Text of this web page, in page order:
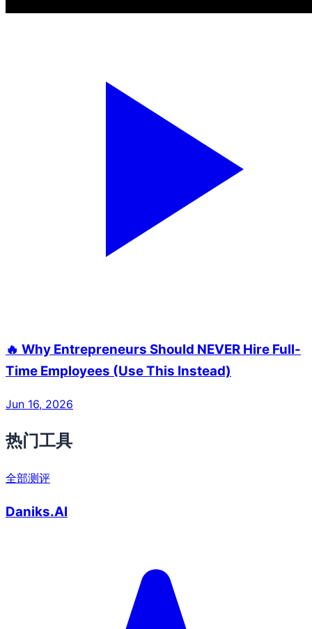
🔥 Why Entrepreneurs Should NEVER Hire Full-
Time Employees (Use This Instead)
Jun 16, 2026
热门工具
全部测评
Daniks.AI